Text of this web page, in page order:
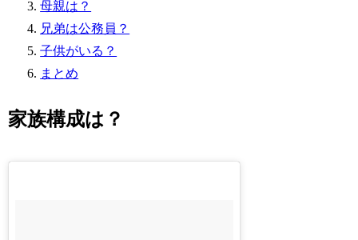
母親は？
兄弟は公務員？
子供がいる？
まとめ
家族構成は？